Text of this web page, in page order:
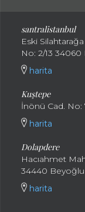
santralistanbul
Eski
No: 2/13
harita
Kuştepe
İnönü Cad. No:
harita
Dolapdere
Hacıahmet
34440
harita